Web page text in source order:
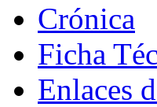
Crónica
Ficha
Enlaces